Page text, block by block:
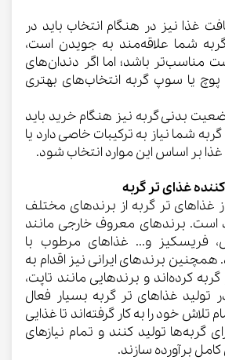
غذا نیز در هنگام انتخاب باید در
شما علاقه‌مند به جویدن است،
مناسب‌تر باشد؛ اما اگر دندان‌های
یا سوپ گربه انتخاب‌های بهتری
بدنی گربه نیز هنگام خرید باید
شما نیاز به ترکیبات خاصی دارد یا
غذا بر اساس این موارد انتخاب شود.
غذای تر گربه
غذاهای تر گربه از برندهای مختلف
است. برندهای معروف خارجی مانند
فریسکیز و... غذاهای مرطوب با
همچنین برندهای ایرانی نیز اقدام به
کرده‌اند و برندهایی مانند تاپت،
تولید غذاهای تر گربه بسیار فعال
تلاش خود را به کار گرفته‌اند تا غذایی
گربه‌ها تولید کنند و تمام نیازهای
برآورده سازند.